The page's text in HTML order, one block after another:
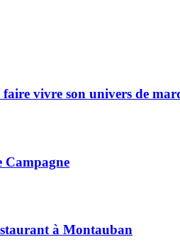
faire vivre son univers de
Campagne
à Montauban